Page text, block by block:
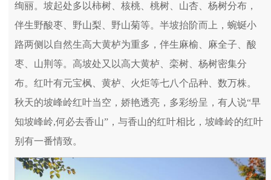
绚丽。坡起处多以柿树、核桃、桃树、山杏、杨树分布，
伴生野酸枣、野山梨、野山菊等。半坡抬阶而上，蜿蜒小
路两侧以自然生高大黄栌为重多，伴生麻榆、麻全子、酸
枣、山荆等。高坡处又以高大黄栌、栾树、杨树密集分
布。红叶有元宝枫、黄栌、火炬等七八个品种、数万株。
秋天的坡峰岭红叶当空，娇艳透亮，多彩纷呈，有人说“早
知坡峰岭,何必去香山”，与香山的红叶相比，坡峰岭的红叶
别有一番情致。